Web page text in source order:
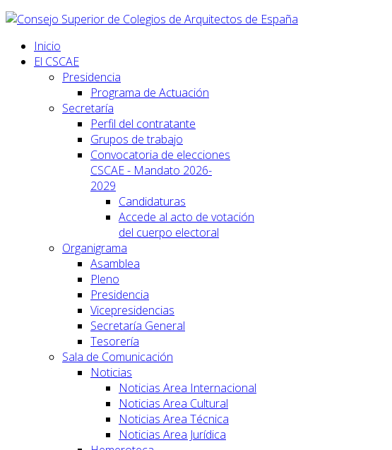
Inicio
El CSCAE
Presidencia
Programa de Actuación
Secretaría
Perfil del contratante
Grupos de trabajo
Convocatoria de elecciones
CSCAE - Mandato 2026-
2029
Candidaturas
Accede al acto de votación
del cuerpo electoral
Organigrama
Asamblea
Pleno
Presidencia
Vicepresidencias
Secretaría General
Tesorería
Sala de Comunicación
Noticias
Noticias Area Internacional
Noticias Area Cultural
Noticias Area Técnica
Noticias Area Jurídica